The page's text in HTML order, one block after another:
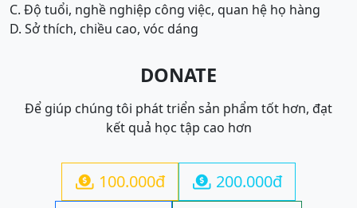
C. Độ tuổi, nghề nghiệp công việc, quan hệ họ hàng
D. Sở thích, chiều cao, vóc dáng
DONATE
Để giúp chúng tôi phát triển sản phẩm tốt hơn, đạt
kết quả học tập cao hơn
 100.000đ  200.000đ